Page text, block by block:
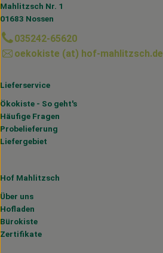
Mahlitzsch Nr. 1
01683 Nossen
035242-65620
oekokiste (at) hof-mahlitzsch.de
Lieferservice
Ökokiste - So geht's
Häufige Fragen
Probelieferung
Liefergebiet
Hof Mahlitzsch
Über uns
Hofladen
Bürokiste
Zertifikate